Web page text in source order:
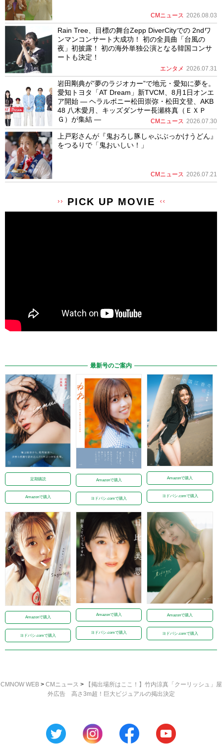
CMニュース 2026.08.03
Rain Tree、目標の舞台Zepp DiverCityでの 2ndワ
ンマンコンサート大成功！ 初の全員曲「台風の
夜」初披露！ 初の海外単独公演となる韓国コンサ
ートも決定！
エンタメ 2026.07.31
岩田剛典が”夢のラジオカー”で地元・愛知に夢を。
愛知トヨタ「AT Dream」新TVCM、8月1日オンエ
ア開始 ― ヘラルボニー松田崇弥・松田文登、AKB
48 八木愛月、キッズダンサー長瀬柊真（ＥＸＰ
Ｇ）が集結 ―
CMニュース 2026.07.30
上戸彩さんが『鬼おろし豚しゃぶぶっかけうどん』
をつるりで「鬼おいしい！」
CMニュース 2026.07.21
PICK UP MOVIE
最新号のご案内
定期購読
Amazonで購入
Amazonで購入
ヨドバシ.comで購入
Amazonで購入
ヨドバシ.comで購入
Amazonで購入
ヨドバシ.comで購入
Amazonで購入
ヨドバシ.comで購入
Amazonで購入
ヨドバシ.comで購入
CMNOW WEB> CMニュース >
【掲出場所はここ！】竹内涼真「クーリッシュ」屋
外広告 高さ3m超！巨大ビジュアルの掲出決定